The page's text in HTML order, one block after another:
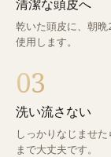
清潔な頭皮へ
乾いた頭皮に、朝晩
使用します。
03
洗い流さない
しっかりなじませた
まで大丈夫です。